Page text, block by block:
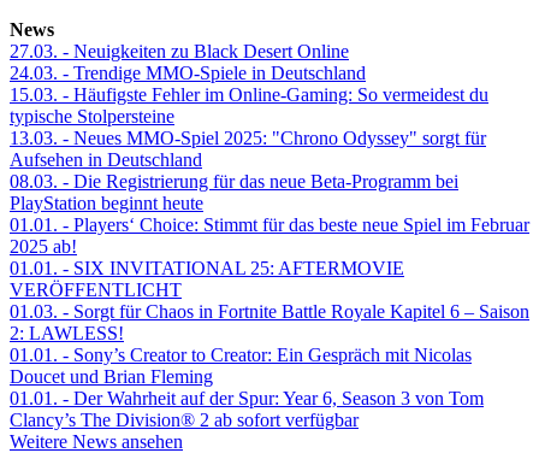
News
27.03. - Neuigkeiten zu Black Desert Online
24.03. - Trendige MMO-Spiele in Deutschland
15.03. - Häufigste Fehler im Online-Gaming: So vermeidest du
typische Stolpersteine
13.03. - Neues MMO-Spiel 2025: "Chrono Odyssey" sorgt für
Aufsehen in Deutschland
08.03. - Die Registrierung für das neue Beta-Programm bei
PlayStation beginnt heute
01.01. - Players‘ Choice: Stimmt für das beste neue Spiel im Februar
2025 ab!
01.01. - SIX INVITATIONAL 25: AFTERMOVIE
VERÖFFENTLICHT
01.03. - Sorgt für Chaos in Fortnite Battle Royale Kapitel 6 – Saison
2: LAWLESS!
01.01. - Sony’s Creator to Creator: Ein Gespräch mit Nicolas
Doucet und Brian Fleming
01.01. - Der Wahrheit auf der Spur: Year 6, Season 3 von Tom
Clancy’s The Division® 2 ab sofort verfügbar
Weitere News ansehen